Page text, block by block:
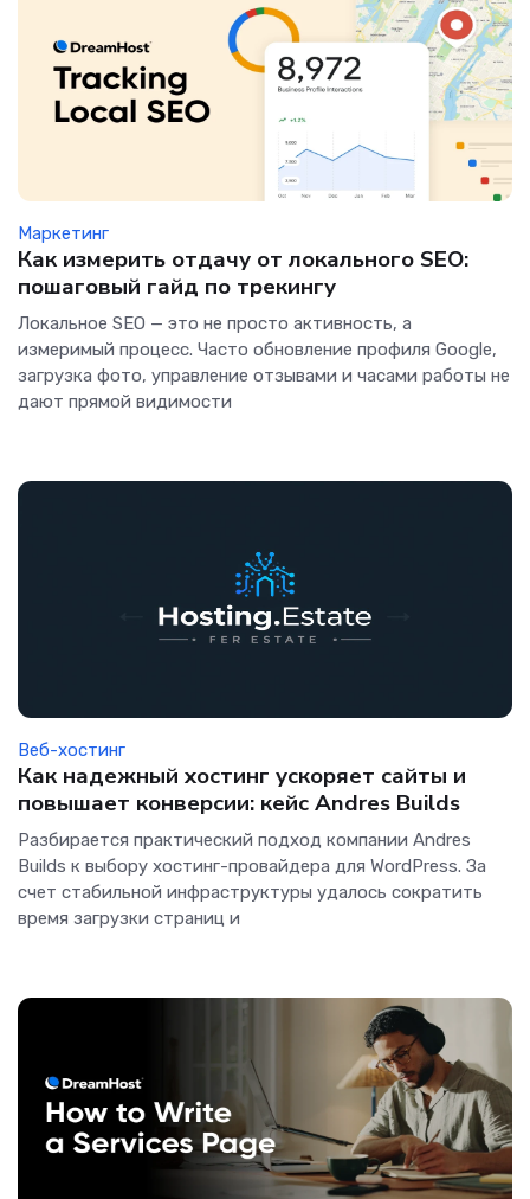
Маркетинг
Как измерить отдачу от локального SEO:
пошаговый гайд по трекингу
Локальное SEO — это не просто активность, а
измеримый процесс. Часто обновление профиля Google,
загрузка фото, управление отзывами и часами работы не
дают прямой видимости
Веб-хостинг
Как надежный хостинг ускоряет сайты и
повышает конверсии: кейс Andres Builds
Разбирается практический подход компании Andres
Builds к выбору хостинг-провайдера для WordPress. За
счет стабильной инфраструктуры удалось сократить
время загрузки страниц и